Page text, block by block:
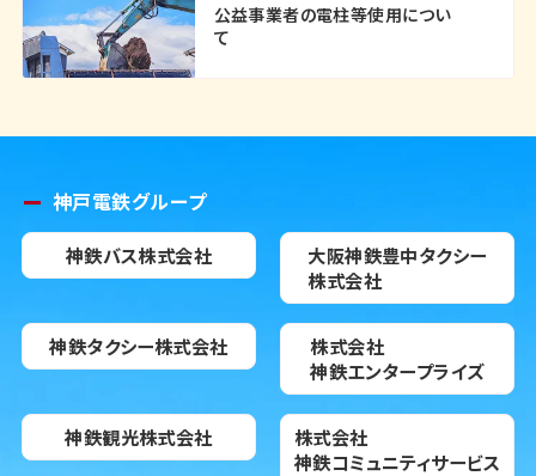
公益事業者の電柱等使用につい
て
神戸電鉄グループ
神鉄バス株式会社
大阪神鉄豊中タクシー
株式会社
神鉄タクシー株式会社
株式会社
神鉄エンタープライズ
神鉄観光株式会社
株式会社
神鉄コミュニティサービス